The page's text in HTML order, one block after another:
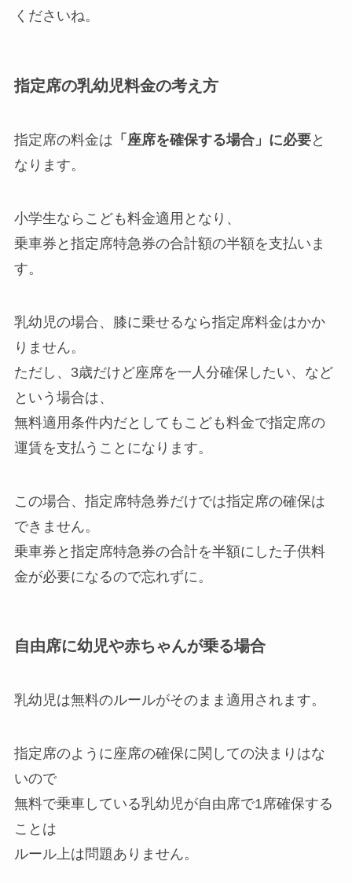
くださいね。
指定席の乳幼児料金の考え方
指定席の料金は 「座席を確保する場合」に必要と
なります。
小学生ならこども料金適用となり、
乗車券と指定席特急券の合計額の半額を支払いま
す。
乳幼児の場合、膝に乗せるなら指定席料金はかか
りません。
ただし、3歳だけど座席を一人分確保したい、など
という場合は、
無料適用条件内だとしてもこども料金で指定席の
運賃を支払うことになります。
この場合、指定席特急券だけでは指定席の確保は
できません。
乗車券と指定席特急券の合計を半額にした子供料
金が必要になるので忘れずに。
自由席に幼児や赤ちゃんが乗る場合
乳幼児は無料のルールがそのまま適用されます。
指定席のように座席の確保に関しての決まりはな
いので
無料で乗車している乳幼児が自由席で1席確保する
ことは
ルール上は問題ありません。